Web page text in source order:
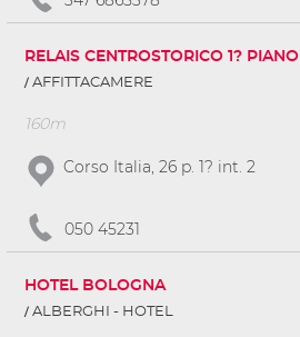
RELAIS CENTROSTORICO 1? PIANO
AFFITTACAMERE
160m
Corso Italia, 26 p. 1? int. 2
050 45231
HOTEL BOLOGNA
ALBERGHI - HOTEL